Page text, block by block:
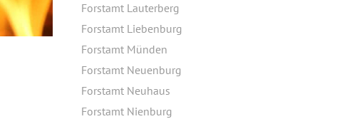
Forstamt Lauterberg
Forstamt Liebenburg
Forstamt Münden
Forstamt Neuenburg
Forstamt Neuhaus
Forstamt Nienburg